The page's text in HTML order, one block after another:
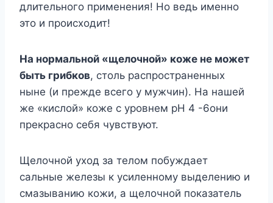
длительного применения! Но ведь именно
это и происходит!
На нормальной «щелочной» коже не может
быть грибков, столь распространенных
ныне (и прежде всего у мужчин). На нашей
же «кислой» коже с уровнем рН 4 -6они
прекрасно себя чувствуют.
Щелочной уход за телом побуждает
сальные железы к усиленному выделению и
смазыванию кожи, а щелочной показатель